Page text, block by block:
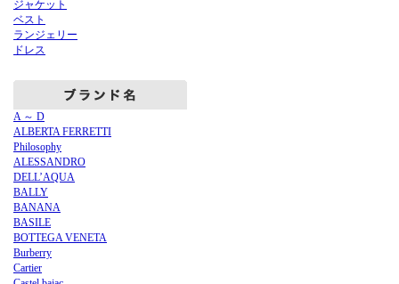
ジャケット
ベスト
ランジェリー
ドレス
A ～ D
ALBERTA FERRETTI
Philosophy
ALESSANDRO
DELL’AQUA
BALLY
BANANA
BASILE
BOTTEGA VENETA
Burberry
Cartier